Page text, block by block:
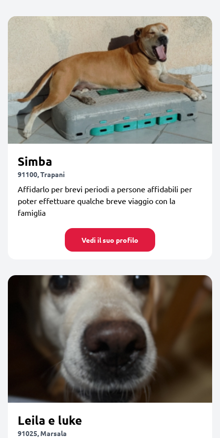
Simba
91100, Trapani
Affidarlo per brevi periodi a persone affidabili per
poter effettuare qualche breve viaggio con la
famiglia
Vedi il suo profilo
Leila e luke
91025, Marsala